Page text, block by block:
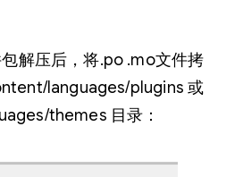
解压后，将.po .mo文件拷
languages/plugins 或
themes 目录：